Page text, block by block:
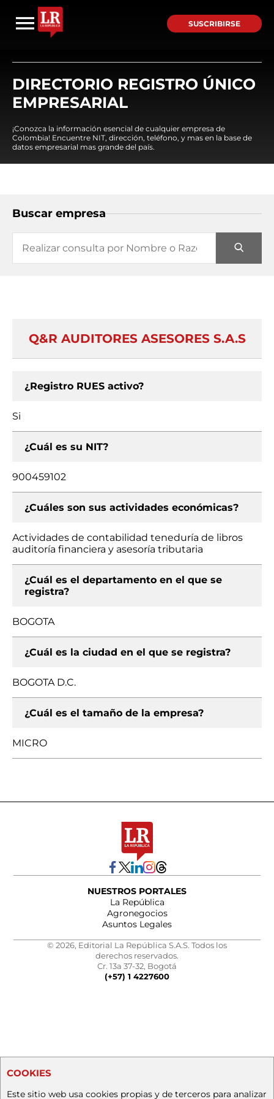
SUSCRIBIRSE
DIRECTORIO REGISTRO ÚNICO
EMPRESARIAL
¡Conozca la información esencial de cualquier empresa de
Colombia! Encuentre NIT, dirección, teléfono, y mas en la base de
datos empresarial mas grande del país.
Buscar empresa
Q&R AUDITORES ASESORES S.A.S
¿Registro RUES activo?
Si
¿Cuál es su NIT?
900459102
¿Cuáles son sus actividades económicas?
Actividades de contabilidad teneduría de libros
auditoría financiera y asesoría tributaria
¿Cuál es el departamento en el que se
registra?
BOGOTA
¿Cuál es la ciudad en el que se registra?
BOGOTA D.C.
¿Cuál es el tamaño de la empresa?
MICRO
NUESTROS PORTALES
La República
Agronegocios
Asuntos Legales
© 2026, Editorial La República S.A.S. Todos los
derechos reservados.
Cr. 13a 37-32, Bogotá
(+57) 1 4227600
COOKIES
Este sitio web usa cookies propias y de terceros para analizar